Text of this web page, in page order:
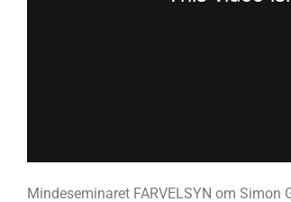
Mindeseminaret FARVELSYN om